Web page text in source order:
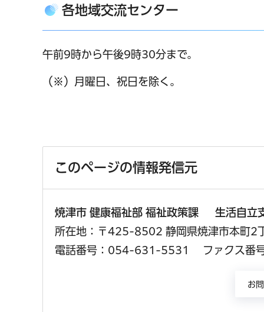
各地域交流センター
午前9時から午後9時30分まで。
（※）月曜日、祝日を除く。
このページの情報発信元
焼津市 健康福祉部 福祉政策課 生活自立
所在地：〒425-8502 静岡県焼津市本町2
電話番号：054-631-5531
ファクス